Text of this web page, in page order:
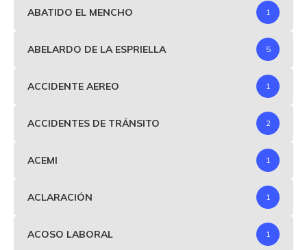
ABATIDO EL MENCHO 1
ABELARDO DE LA ESPRIELLA 5
ACCIDENTE AEREO 1
ACCIDENTES DE TRÁNSITO 2
ACEMI 1
ACLARACIÓN 1
ACOSO LABORAL 1